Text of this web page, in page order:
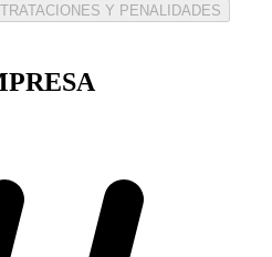
Y PENALIDADES